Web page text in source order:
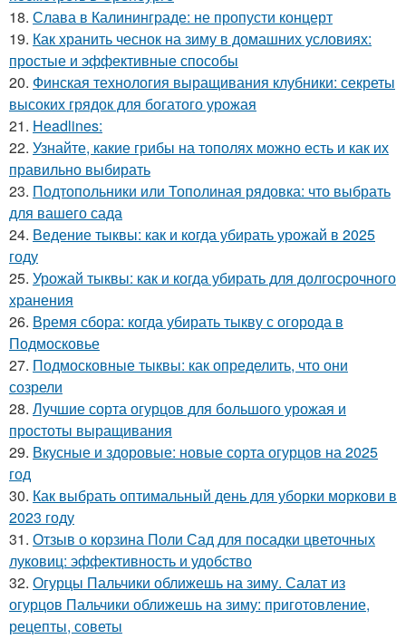
18. Слава в Калининграде: не пропусти концерт
19. Как хранить чеснок на зиму в домашних условиях:
простые и эффективные способы
20. Финская технология выращивания клубники: секреты
высоких грядок для богатого урожая
21. Headlines:
22. Узнайте, какие грибы на тополях можно есть и как их
правильно выбирать
23. Подтопольники или Тополиная рядовка: что выбрать
для вашего сада
24. Ведение тыквы: как и когда убирать урожай в 2025
году
25. Урожай тыквы: как и когда убирать для долгосрочного
хранения
26. Время сбора: когда убирать тыкву с огорода в
Подмосковье
27. Подмосковные тыквы: как определить, что они
созрели
28. Лучшие сорта огурцов для большого урожая и
простоты выращивания
29. Вкусные и здоровые: новые сорта огурцов на 2025
год
30. Как выбрать оптимальный день для уборки моркови в
2023 году
31. Отзыв о корзина Поли Сад для посадки цветочных
луковиц: эффективность и удобство
32. Огурцы Пальчики оближешь на зиму. Салат из
огурцов Пальчики оближешь на зиму: приготовление,
рецепты, советы